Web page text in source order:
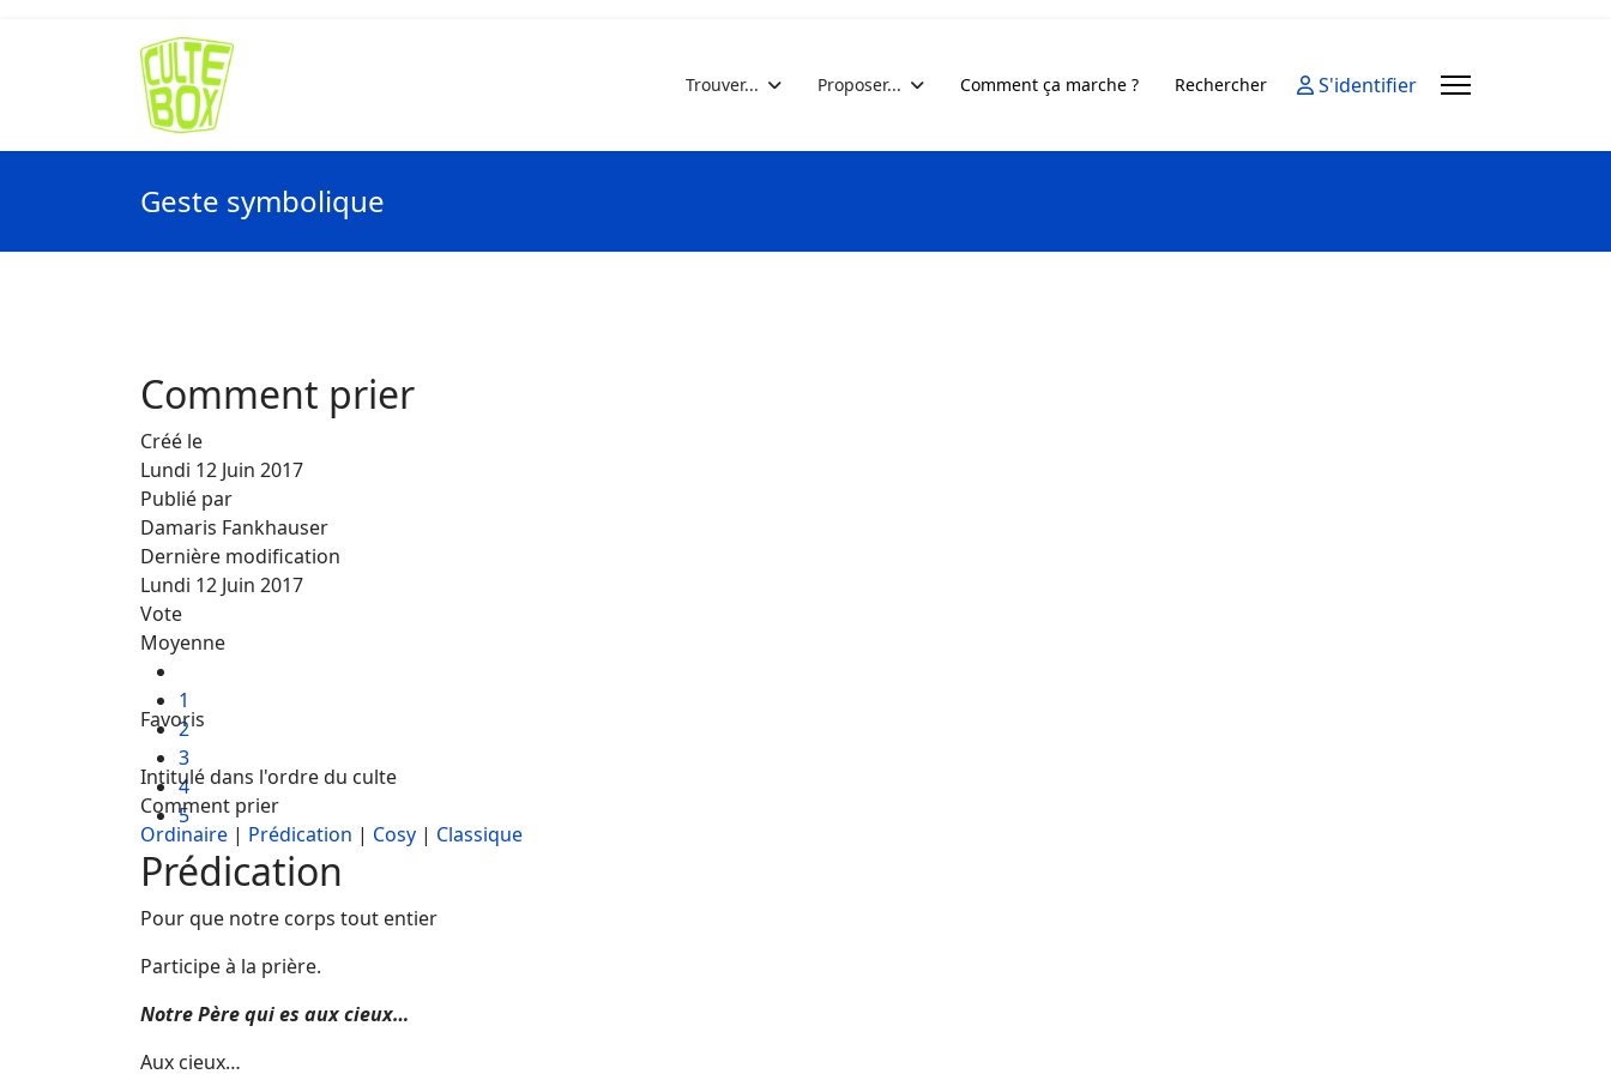
Trouver... Proposer... Comment ça marche ? Rechercher S'identifier
Geste symbolique
Comment prier
Créé le
Lundi 12 Juin 2017
Publié par
Damaris Fankhauser
Dernière modification
Lundi 12 Juin 2017
Vote
Moyenne
1
2
3
4
5
Favoris
Intitulé dans l'ordre du culte
Comment prier
Ordinaire | Prédication | Cosy | Classique
Prédication
Pour que notre corps tout entier
Participe à la prière.
Notre Père qui es aux cieux…
Aux cieux…